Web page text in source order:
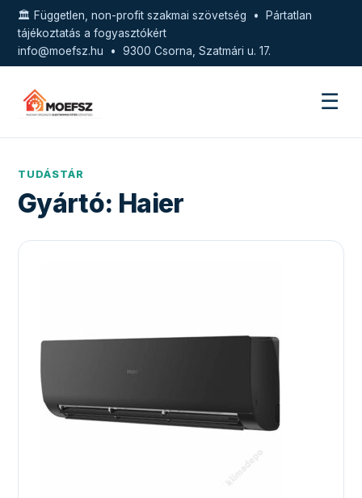
🏛️ Független, non-profit szakmai szövetség • Pártatlan
tájékoztatás a fogyasztókért
info@moefsz.hu • 9300 Csorna, Szatmári u. 17.
☰
TUDÁSTÁR
Gyártó: Haier